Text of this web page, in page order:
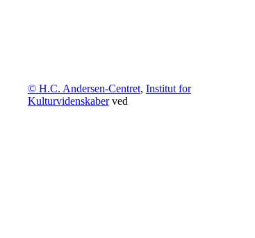
© H.C. Andersen-Centret, Institut for
Kulturvidenskaberved